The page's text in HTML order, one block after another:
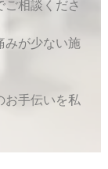
相談くださ
みが少ない施
お手伝いを私